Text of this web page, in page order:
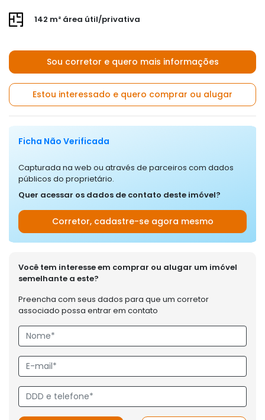
142 m² área útil/privativa
Sou corretor e quero mais informações
Estou interessado e quero comprar ou alugar
Ficha Não Verificada
Capturada na web ou através de parceiros com dados
públicos do proprietário.
Quer acessar os dados de contato deste imóvel?
Corretor, cadastre-se agora mesmo
Você tem interesse em comprar ou alugar um imóvel
semelhante a este?
Preencha com seus dados para que um corretor
associado possa entrar em contato